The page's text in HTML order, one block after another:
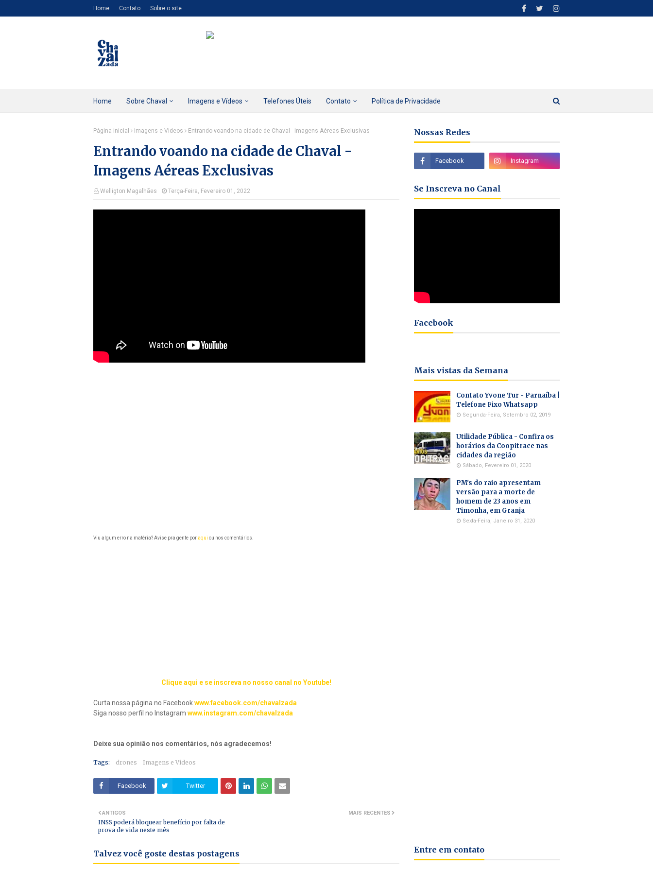
Home Contato Sobre o site
Home Sobre Chaval Imagens e Vídeos Telefones Úteis Contato Política de Privacidade
Página inicial Imagens e Videos Entrando voando na cidade de Chaval - Imagens Aéreas Exclusivas
Entrando voando na cidade de Chaval -
Imagens Aéreas Exclusivas
Welligton Magalhães Terça-Feira, Fevereiro 01, 2022
Viu algum erro na matéria? Avise pra gente poraqui ou nos comentários.
Clique aqui e se inscreva no nosso canal no Youtube!
Curta nossa página no Facebookwww.facebook.com/chavalzada
Siga nosso perfil no Instagram www.instagram.com/chavalzada
Deixe sua opinião nos comentários, nós agradecemos!
Tags: drones Imagens e Videos
Facebook Twitter
MAIS RECENTES
ANTIGOS
INSS poderá bloquear benefício por falta de
prova de vida neste mês
Talvez você goste destas postagens
Nossas Redes
Se Inscreva no Canal
Facebook
Mais vistas da Semana
Contato Yvone Tur - Parnaíba |
Telefone Fixo Whatsapp
Segunda-Feira, Setembro 02, 2019
Utilidade Pública - Confira os
horários da Coopitrace nas
cidades da região
Sábado, Fevereiro 01, 2020
PM's do raio apresentam
versão para a morte de
homem de 23 anos em
Timonha, em Granja
Sexta-Feira, Janeiro 31, 2020
Entre em contato